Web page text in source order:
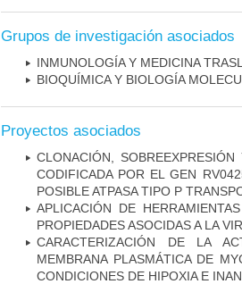
Grupos de investigación asociados
INMUNOLOGÍA Y MEDICINA
BIOQUÍMICA Y BIOLOGÍA
Proyectos asociados
CLONACIÓN,
CODIFICADA POR EL GEN
POSIBLE ATPASA TIPO P
APLICACIÓN DE
PROPIEDADES ASOCIDAS A LA
CARACTERIZACIÓN DE LA
MEMBRANA PLASMÁTICA DE
CONDICIONES DE HIPOXIA E